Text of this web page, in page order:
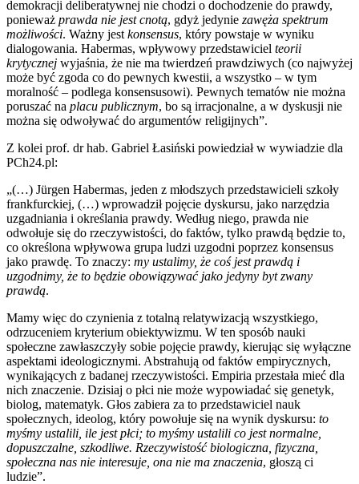
demokracji deliberatywnej nie chodzi o dochodzenie do prawdy,
ponieważ prawda nie jest cnotą, gdyż jedynie zawęża spektrum
możliwości. Ważny jest konsensus, który powstaje w wyniku
dialogowania. Habermas, wpływowy przedstawiciel teorii
krytycznej wyjaśnia, że nie ma twierdzeń prawdziwych (co najwyżej
może być zgoda co do pewnych kwestii, a wszystko – w tym
moralność – podlega konsensusowi). Pewnych tematów nie można
poruszać na placu publicznym, bo są irracjonalne, a w dyskusji nie
można się odwoływać do argumentów religijnych”.
Z kolei prof. dr hab. Gabriel Łasiński powiedział w wywiadzie dla
PCh24.pl:
„(…) Jürgen Habermas, jeden z młodszych przedstawicieli szkoły
frankfurckiej, (…) wprowadził pojęcie dyskursu, jako narzędzia
uzgadniania i określania prawdy. Według niego, prawda nie
odwołuje się do rzeczywistości, do faktów, tylko prawdą będzie to,
co określona wpływowa grupa ludzi uzgodni poprzez konsensus
jako prawdę. To znaczy: my ustalimy, że coś jest prawdą i
uzgodnimy, że to będzie obowiązywać jako jedyny byt zwany
prawdą.
Mamy więc do czynienia z totalną relatywizacją wszystkiego,
odrzuceniem kryterium obiektywizmu. W ten sposób nauki
społeczne zawłaszczyły sobie pojęcie prawdy, kierując się wyłączne
aspektami ideologicznymi. Abstrahują od faktów empirycznych,
wynikających z badanej rzeczywistości. Empiria przestała mieć dla
nich znaczenie. Dzisiaj o płci nie może wypowiadać się genetyk,
biolog, matematyk. Głos zabiera za to przedstawiciel nauk
społecznych, ideolog, który powołuje się na wynik dyskursu: to
myśmy ustalili, ile jest płci; to myśmy ustalili co jest normalne,
dopuszczalne, szkodliwe. Rzeczywistość biologiczna, fizyczna,
społeczna nas nie interesuje, ona nie ma znaczenia, głoszą ci
ludzie”.